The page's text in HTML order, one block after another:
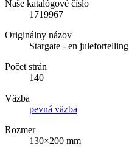
Naše katalógové číslo
1719967
Originálny názov
Stargate - en julefortelling
Počet strán
140
Väzba
pevná väzba
Rozmer
130×200 mm